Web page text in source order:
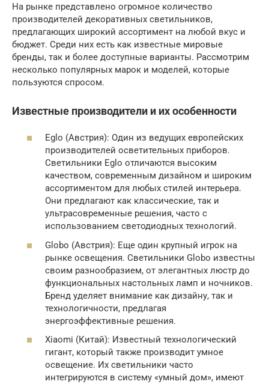
На рынке представлено огромное количество
производителей декоративных светильников,
предлагающих широкий ассортимент на любой вкус и
бюджет. Среди них есть как известные мировые
бренды, так и более доступные варианты. Рассмотрим
несколько популярных марок и моделей, которые
пользуются спросом.
Известные производители и их особенности
Eglo (Австрия): Один из ведущих европейских
производителей осветительных приборов.
Светильники Eglo отличаются высоким
качеством, современным дизайном и широким
ассортиментом для любых стилей интерьера.
Они предлагают как классические, так и
ультрасовременные решения, часто с
использованием светодиодных технологий.
Globo (Австрия): Еще один крупный игрок на
рынке освещения. Светильники Globo известны
своим разнообразием, от элегантных люстр до
функциональных настольных ламп и ночников.
Бренд уделяет внимание как дизайну, так и
технологичности, предлагая
энергоэффективные решения.
Xiaomi (Китай): Известный технологический
гигант, который также производит умное
освещение. Их светильники часто
интегрируются в систему «умный дом», имеют